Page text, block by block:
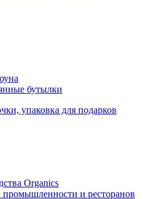
бутылки
упаковка для подарков
Organics
и ресторанов